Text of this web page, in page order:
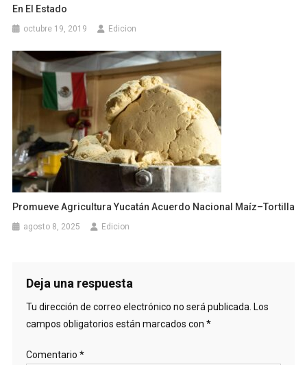
En El Estado
octubre 19, 2019 Edicion
Promueve Agricultura Yucatán Acuerdo Nacional Maíz–Tortilla
agosto 8, 2025 Edicion
Deja una respuesta
Tu dirección de correo electrónico no será publicada. Los
campos obligatorios están marcados con *
Comentario *